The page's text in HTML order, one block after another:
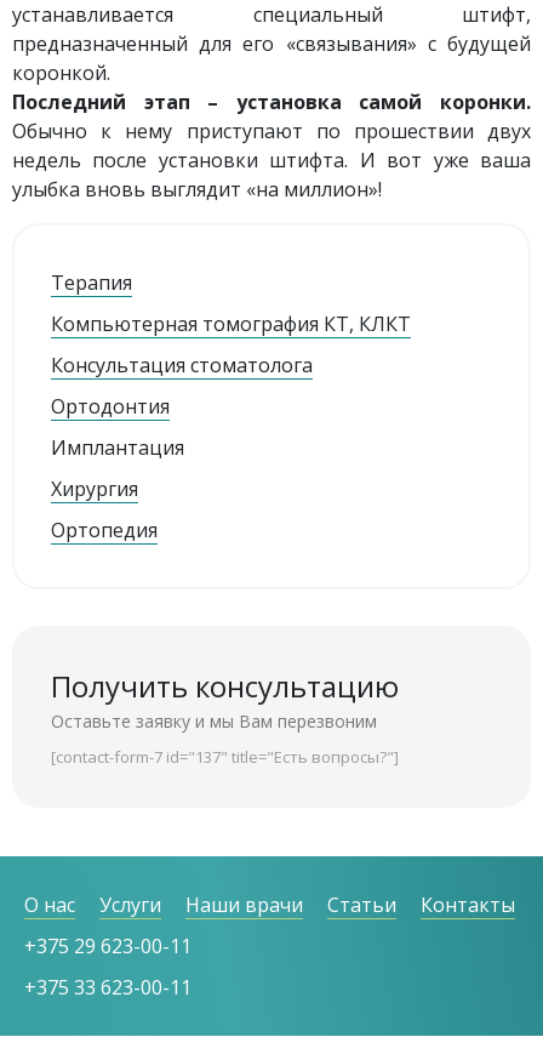
устанавливается специальный штифт,
предназначенный для его «связывания» с будущей
коронкой.
Последний этап – установка самой коронки.
Обычно к нему приступают по прошествии двух
недель после установки штифта. И вот уже ваша
улыбка вновь выглядит «на миллион»!
Терапия
Компьютерная томография КТ, КЛКТ
Консультация стоматолога
Ортодонтия
Имплантация
Хирургия
Ортопедия
Получить консультацию
Оставьте заявку и мы Вам перезвоним
[contact-form-7 id="137" title="Есть вопросы?"]
О нас Услуги Наши врачи Статьи
Контакты
+375 29 623-00-11
+375 33 623-00-11